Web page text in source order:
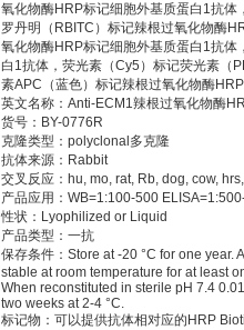
氧化物酶HRP标记细胞外基质蛋白1抗
罗丹明（RBITC）标记辣根过氧化物酶
氧化物酶HRP标记细胞外基质蛋白1抗
白1抗体，荧光素（Cy5）标记荧光素（
素APC（蓝色）标记辣根过氧化物酶
英文名称：Anti-ECM1辣根过氧化物酶
货号：BY-0776R
克隆类型：polyclonal多克隆
抗体来源：Rabbit
交叉反应：hu, mo, rat, Rb, dog, cow,
产品应用：WB=1:100-500
性状：Lyophilized or Liquid
产品类型：一抗
保存条件：Store at -20 °C for one
stable at room temperature for at least
When reconstituted in sterile pH 7.4
two weeks at 2-4 °C.
标记物：可以提供抗体相对应的HRP